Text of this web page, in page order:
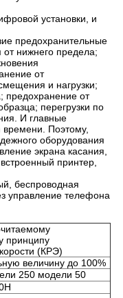
установки, и
предохранительные
нижнего предела;
от
и нагрузки;
предохранение от
перегрузки по
И главные
времени. Поэтому,
оборудования
экрана касания,
принтер,
беспроводная
управление телефона
принципу
(КРЭ)
величину до 100%
250 модели 50